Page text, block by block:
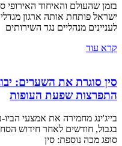
בזמן שהעולם והאיחוד האירופי
ישראל פותחת אותה ארגון
לעניינים מנהליים נגד השירותים
קרא עוד
סין סוגרת את השערים:
התפרצות שפעת העופות
בייג'ינג מחמירה את אמצעי
בגבול, חודשים לאחר חידוש
סופג מכה נוספת: סין